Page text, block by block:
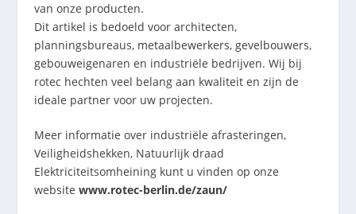
van onze producten.
Dit artikel is bedoeld voor architecten,
planningsbureaus, metaalbewerkers, gevelbouwers,
gebouweigenaren en industriële bedrijven. Wij bij
rotec hechten veel belang aan kwaliteit en zijn de
ideale partner voor uw projecten.
Meer informatie over industriële afrasteringen,
Veiligheidshekken, Natuurlijk draad
Elektriciteitsomheiningkunt u vinden op onze
website www.rotec-berlin.de/zaun/